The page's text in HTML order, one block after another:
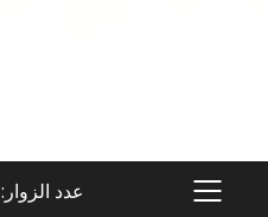
PRIMARY
عدد الزوار: 1115609